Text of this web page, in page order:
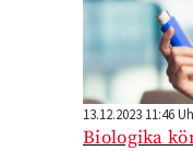
13.12.2023 11:46
Biologika